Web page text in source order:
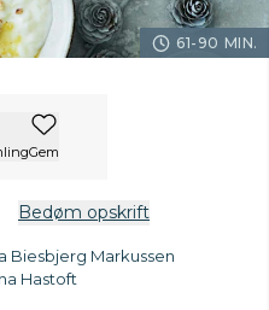
61-90 MIN.
Gem
Bedøm opskrift
Biesbjerg Markussen
Hastoft